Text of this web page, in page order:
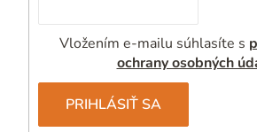
Vložením e-mailu súhlasíte s
ochrany osobných
PRIHLÁSIŤ SA